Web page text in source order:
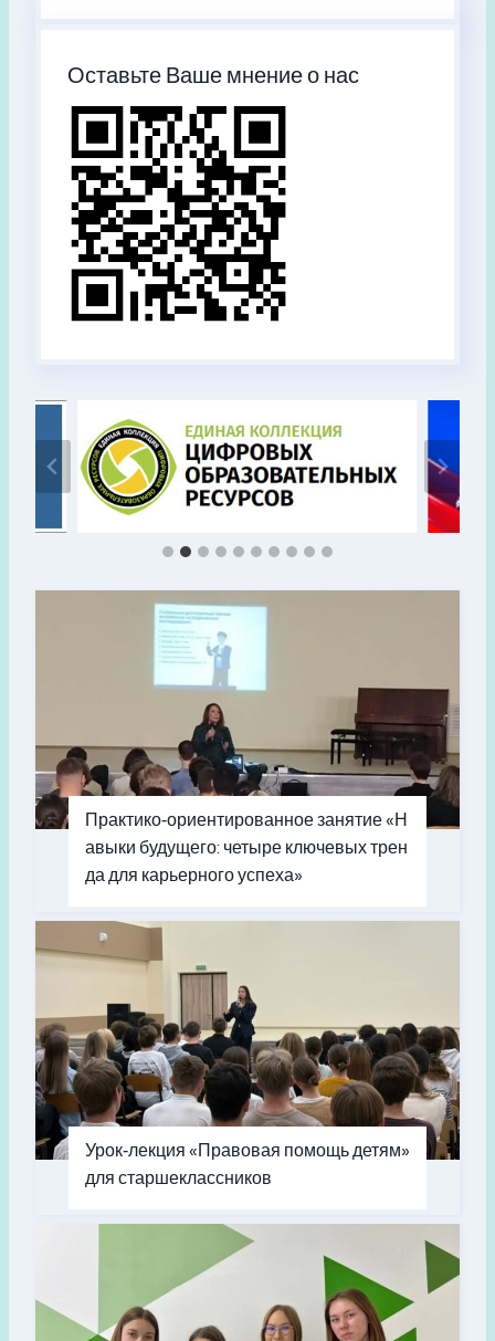
Оставьте Ваше мнение о нас
Практико‑ориентированное занятие «Н
авыки будущего: четыре ключевых трен
да для карьерного успеха»
Урок‑лекция «Правовая помощь детям»
для старшеклассников